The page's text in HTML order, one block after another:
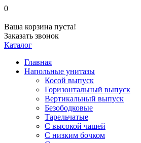
0
Ваша корзина пуста!
Заказать звонок
Каталог
Главная
Напольные унитазы
Косой выпуск
Горизонтальный выпуск
Вертикальный выпуск
Безободковые
Тарельчатые
С высокой чашей
С низким бочком